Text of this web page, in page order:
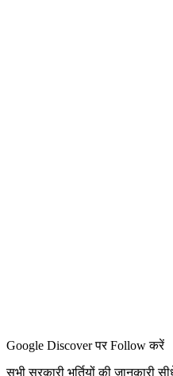
Google Discover पर Follow करें
सभी सरकारी भर्तियों की जानकारी